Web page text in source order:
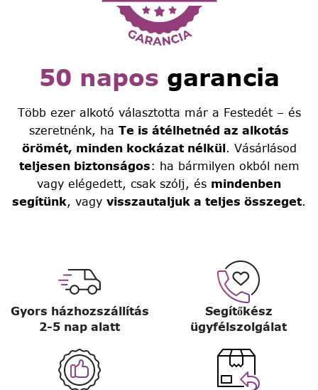
50 napos garancia
Több ezer alkotó választotta már a Festedét – és
szeretnénk, ha Te is átélhetnéd az alkotás
örömét, minden kockázat nélkül. Vásárlásod
teljesen biztonságos: ha bármilyen okból nem
vagy elégedett, csak szólj, és mindenben
segítünk, vagy visszautaljuk a teljes összeget.
Gyors házhozszállítás
2-5 nap alatt
Segítőkész
ügyfélszolgálat